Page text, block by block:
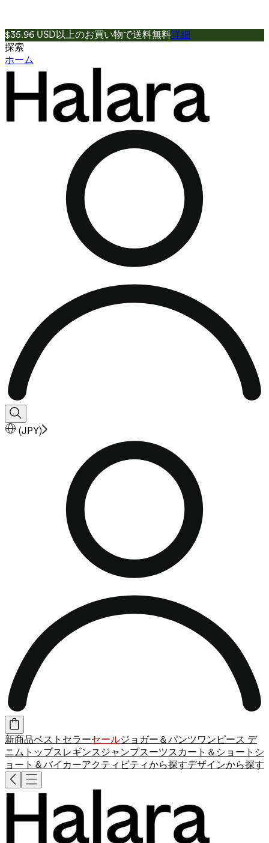
$35.96 USD以上のお買い物で送料無料詳細
探索
ホーム
(JPY)
新商品ベストセラーセールジョガー＆パンツワンピース デ
ニム トップス レギンス ジャンプスーツスカート＆ショート シ
ョート＆バイカーアクティビティから探すデザインから探す